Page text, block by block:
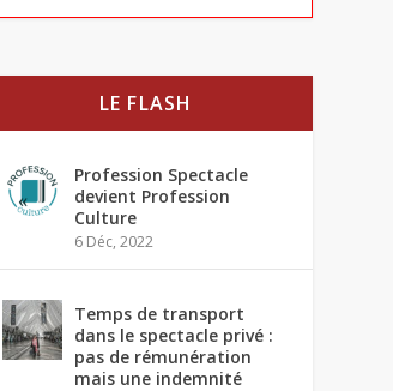
LE FLASH
Profession Spectacle
devient Profession
Culture
6 Déc, 2022
Temps de transport
dans le spectacle privé :
pas de rémunération
mais une indemnité